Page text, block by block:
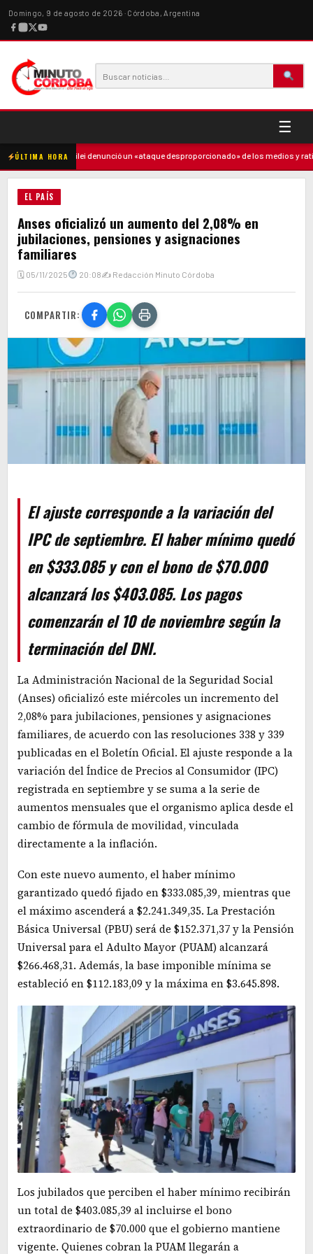
Domingo, 9 de agosto de 2026 · Córdoba, Argentina
☰
ÚLTIMA HORA
· Milei denunció un «ataque desproporcionado» de los medios y ratificó el
EL PAÍS
Anses oficializó un aumento del 2,08% en
jubilaciones, pensiones y asignaciones
familiares
🗓 05/11/2025 20:08✍ Redacción Minuto Córdoba
COMPARTIR:
El ajuste corresponde a la variación del
IPC de septiembre. El haber mínimo quedó
en $333.085 y con el bono de $70.000
alcanzará los $403.085. Los pagos
comenzarán el 10 de noviembre según la
terminación del DNI.
La Administración Nacional de la Seguridad Social
(Anses) oficializó este miércoles un incremento del
2,08% para jubilaciones, pensiones y asignaciones
familiares, de acuerdo con las resoluciones 338 y 339
publicadas en el Boletín Oficial. El ajuste responde a la
variación del Índice de Precios al Consumidor (IPC)
registrada en septiembre y se suma a la serie de
aumentos mensuales que el organismo aplica desde el
cambio de fórmula de movilidad, vinculada
directamente a la inflación.
Con este nuevo aumento, el haber mínimo
garantizado quedó fijado en $333.085,39, mientras que
el máximo ascenderá a $2.241.349,35. La Prestación
Básica Universal (PBU) será de $152.371,37 y la Pensión
Universal para el Adulto Mayor (PUAM) alcanzará
$266.468,31. Además, la base imponible mínima se
estableció en $112.183,09 y la máxima en $3.645.898.
Los jubilados que perciben el haber mínimo recibirán
un total de $403.085,39 al incluirse el bono
extraordinario de $70.000 que el gobierno mantiene
vigente. Quienes cobran la PUAM llegarán a